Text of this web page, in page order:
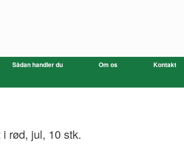
Sådan handler du Om os
Kontakt
rød, jul, 10 stk.